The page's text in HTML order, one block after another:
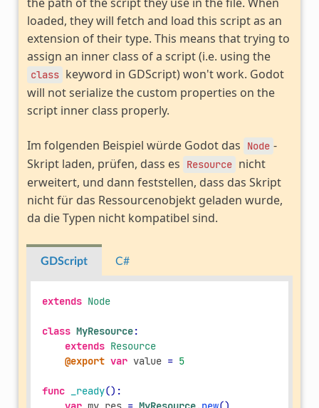
loaded, they will fetch and load this script as an
extension of their type. This means that trying to
assign an inner class of a script (i.e. using the
class keyword in GDScript) won't work. Godot
will not serialize the custom properties on the
script inner class properly.
Im folgenden Beispiel würde Godot das Node -
Skript laden, prüfen, dass es
Resource nicht
erweitert, und dann feststellen, dass das Skript
nicht für das Ressourcenobjekt geladen wurde,
da die Typen nicht kompatibel sind.
GDScript C#
extends Node
class MyResource:
extends Resource
@export var value = 5
func _ready():